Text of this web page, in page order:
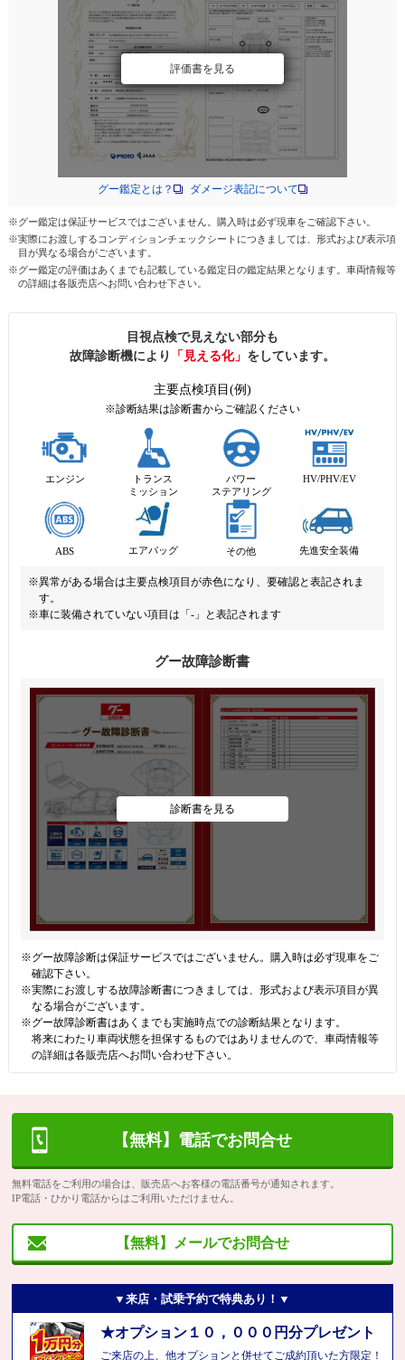
評価書を見る
グー鑑定とは？ ダメージ表記について
※グー鑑定は保証サービスではございません。購入時は必ず現車をご確認下さい。
※実際にお渡しするコンディションチェックシートにつきましては、形式および表示項
目が異なる場合がございます。
※グー鑑定の評価はあくまでも記載している鑑定日の鑑定結果となります。車両情報等
の詳細は各販売店へお問い合わせ下さい。
目視点検で見えない部分も
故障診断機により
「見える化」 をしています。
主要点検項目(例)
※診断結果は診断書からご確認ください
エンジン
トランス
ミッション
パワー
ステアリング
HV/PHV/EV
ABS エアバッグ その他 先進安全装備
※異常がある場合は主要点検項目が赤色になり、要確認と表記されま
す。
※車に装備されていない項目は「-」と表記されます
グー故障診断書
診断書を見る
※グー故障診断は保証サービスではございません。購入時は必ず現車をご
確認下さい。
※実際にお渡しする故障診断書につきましては、形式および表示項目が異
なる場合がございます。
※グー故障診断書はあくまでも実施時点での診断結果となります。
将来にわたり車両状態を担保するものではありませんので、車両情報等
の詳細は各販売店へお問い合わせ下さい。
【無料】電話でお問合せ
無料電話をご利用の場合は、販売店へお客様の電話番号が通知されます。
IP電話・ひかり電話からはご利用いただけません。
【無料】メールでお問合せ
▼来店・試乗予約で特典あり！▼
★オプション１０，０００円分プレゼント
ご来店の上、他オプションと併せてご成約頂いた方限定！